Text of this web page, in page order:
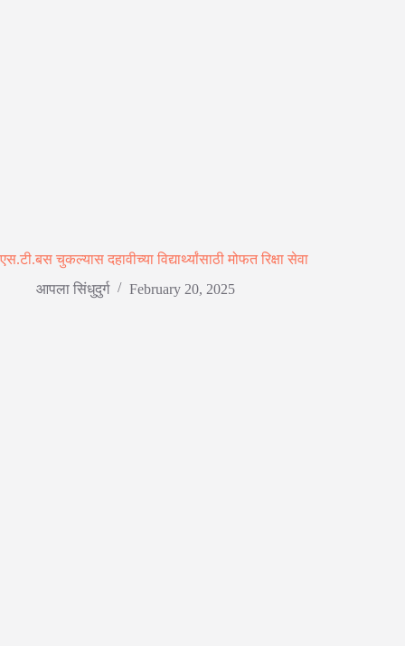
एस.टी.बस चुकल्यास दहावीच्या विद्यार्थ्यांसाठी मोफत रिक्षा सेवा
आपला सिंधुदुर्ग
February 20, 2025